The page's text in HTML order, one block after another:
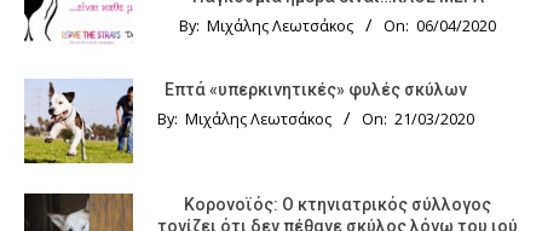
By: Μιχάλης Λεωτσάκος On: 06/04/2020
Επτά «υπερκινητικές» φυλές σκύλων
By: Μιχάλης Λεωτσάκος On: 21/03/2020
Κορονοϊός: Ο κτηνιατρικός σύλλογος
τονίζει ότι δεν πέθανε σκύλος λόγω του ιού